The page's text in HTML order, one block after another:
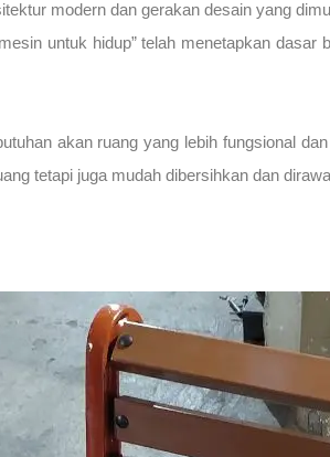
modern dan gerakan desain yang
untuk hidup” telah menetapkan
akan ruang yang lebih fungsional
tetapi juga mudah dibersihkan dan